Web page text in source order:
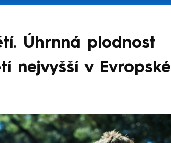
Úhrnná plodnost
nejvyšší v Evropské